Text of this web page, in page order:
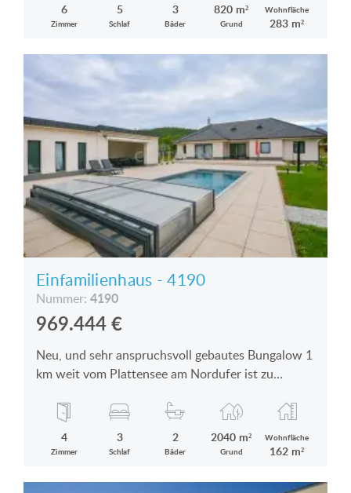
6
Zimmer
5
Schlaf
3
Bäder
820 m²
Grund
Wohnfläche
283 m²
Einfamilienhaus - 4190
Nummer: 4190
969.444€
Neu, und sehr anspruchsvoll gebautes Bungalow 1
km weit vom Plattensee am Nordufer ist zu
4
Zimmer
3
Schlaf
2
Bäder
2040 m²
Grund
Wohnfläche
162 m²